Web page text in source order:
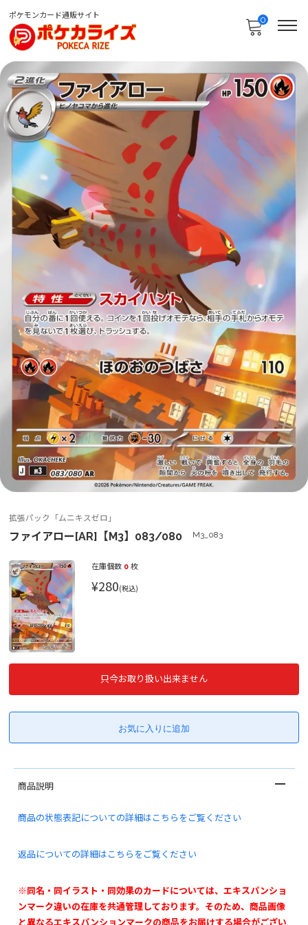
ポケモンカード通販サイト 0
拡張パック「ムニキスゼロ」
ファイアロー[AR]【M3】083/080 M3_083
在庫個数 0 枚
¥280(税込)
只今お取り扱い出来ません
商品説明
商品の状態表記についての詳細はこちらをご覧ください
返品についての詳細はこちらをご覧ください
※同名・同イラスト・同効果のカードについては、エキスパンショ
ンマーク違いの在庫を共通管理しております。そのため、商品画像
と異なるエキスパンションマークの商品をお届けする場合がござい